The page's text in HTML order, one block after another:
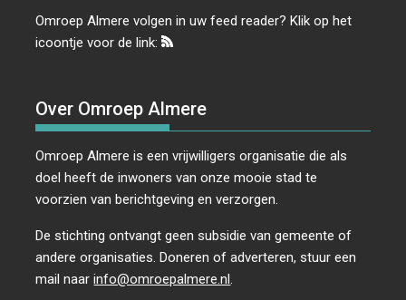
Omroep Almere volgen in uw feed reader? Klik op het
icoontje voor de link:
Over Omroep Almere
Omroep Almere is een vrijwilligers organisatie die als
doel heeft de inwoners van onze mooie stad te
voorzien van berichtgeving en verzorgen.
De stichting ontvangt geen subsidie van gemeente of
andere organisaties. Doneren of adverteren, stuur een
mail naarinfo@omroepalmere.nl.